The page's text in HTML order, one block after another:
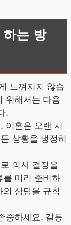
는 방
느껴지지 않습
위해서는 다음
.
이혼은 오랜 시
상황을 냉정히
의사 결정을
를 미리 준비하
상담을 규칙
중하세요. 갈등